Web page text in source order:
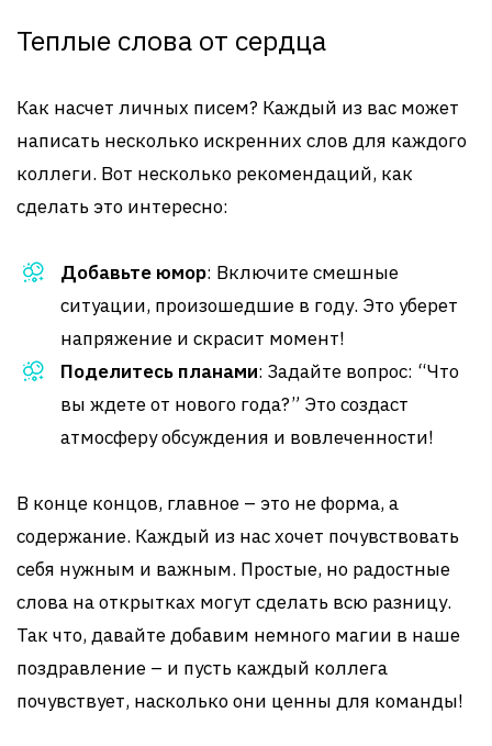
Теплые слова от сердца
Как насчет личных писем? Каждый из вас может
написать несколько искренних слов для каждого
коллеги. Вот несколько рекомендаций, как
сделать это интересно:
Добавьте юмор: Включите смешные
ситуации, произошедшие в году. Это уберет
напряжение и скрасит момент!
Поделитесь планами: Задайте вопрос: “Что
вы ждете от нового года?” Это создаст
атмосферу обсуждения и вовлеченности!
В конце концов, главное – это не форма, а
содержание. Каждый из нас хочет почувствовать
себя нужным и важным. Простые, но радостные
слова на открытках могут сделать всю разницу.
Так что, давайте добавим немного магии в наше
поздравление – и пусть каждый коллега
почувствует, насколько они ценны для команды!